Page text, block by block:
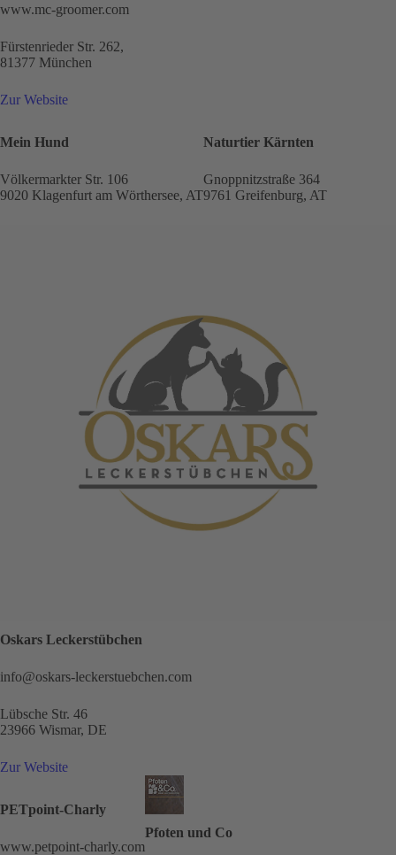
www.mc-groomer.com
Fürstenrieder Str. 262,
81377 München
Zur Website
Mein Hund
Völkermarkter Str. 106
9020 Klagenfurt am Wörthersee, AT
Naturtier Kärnten
Gnoppnitzstraße 364
9761 Greifenburg, AT
Oskars Leckerstübchen
info@oskars-leckerstuebchen.com
Lübsche Str. 46
23966 Wismar, DE
Zur Website
PETpoint-Charly
www.petpoint-charly.com
Pfoten und Co